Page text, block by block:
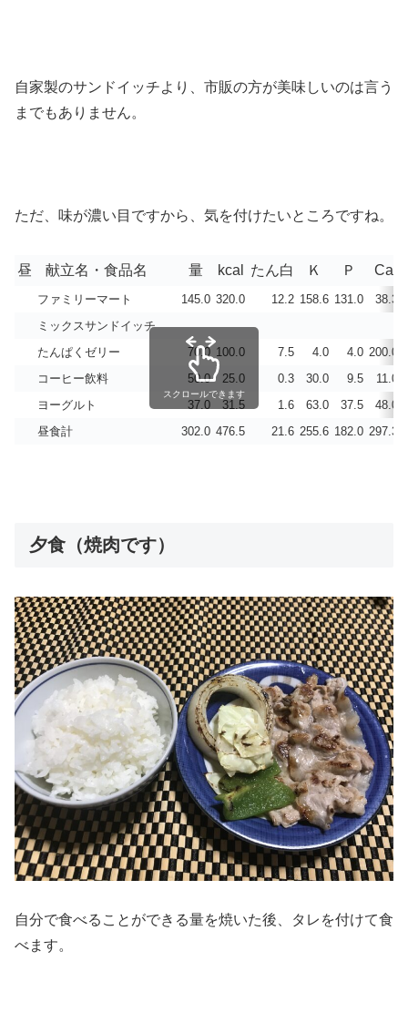
自家製のサンドイッチより、市販の方が美味しいのは言う
までもありません。
ただ、味が濃い目ですから、気を付けたいところですね。
昼 献立名・食品名 量 kcal たん白 Ｋ Ｐ Ca
ファミリーマート 145.0 320.0 12.2 158.6 131.0
38.3
ミックスサンドイッチ
たんぱくゼリー
70.0 100.0 7.5 4.0 4.0 200.0
コーヒー飲料
50.0 25.0 0.3 30.0 9.5
11.0
ヨーグルト
37.0 31.5 1.6 63.0 37.5
48.0
昼食計
302.0 476.5 21.6 255.6 182.0 297.3
スクロールできます
夕食（焼肉です）
自分で食べることができる量を焼いた後、タレを付けて食
べます。